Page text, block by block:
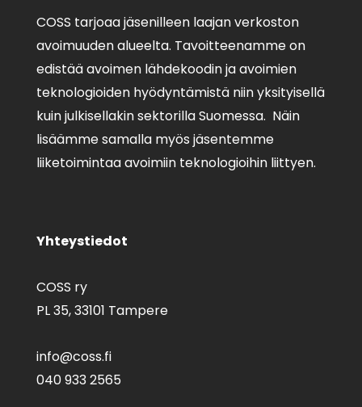
COSS tarjoaa jäsenilleen laajan verkoston
avoimuuden alueelta. Tavoitteenamme on
edistää avoimen lähdekoodin ja avoimien
teknologioiden hyödyntämistä niin yksityisellä
kuin julkisellakin sektorilla Suomessa. Näin
lisäämme samalla myös jäsentemme
liiketoimintaa avoimiin teknologioihin liittyen.
Yhteystiedot
COSS ry
PL 35,33101 Tampere
info@coss.fi
040 933 2565